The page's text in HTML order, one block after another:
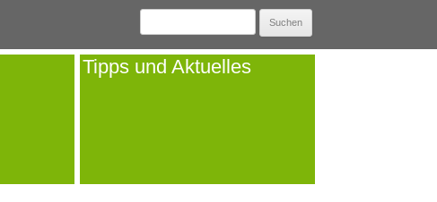
Suchen
Tipps und Aktuelles